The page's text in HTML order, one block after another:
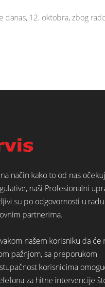
12. oktobra, zbog
način kako to od nas
naši Profesionalni
su po odgovornosti u
partnerima.
našem korisniku da će
pažnjom, sa preporukom
korisnicima
za hitne intervencije